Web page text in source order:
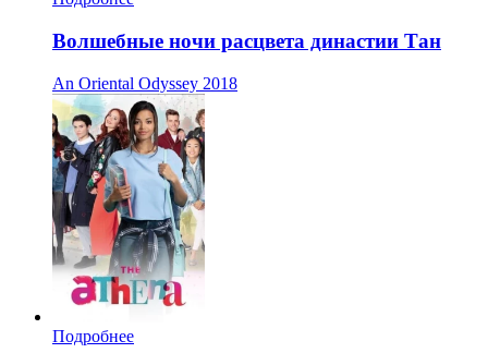
Волшебные ночи расцвета династии Тан
An Oriental Odyssey 2018
Подробнее